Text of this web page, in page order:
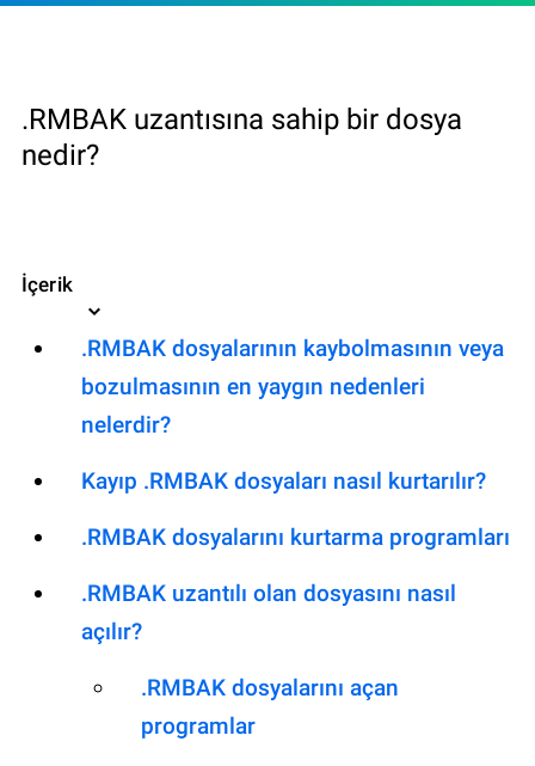
.RMBAK uzantısına sahip bir dosya
nedir?
İçerik
.RMBAK dosyalarının kaybolmasının veya
bozulmasının en yaygın nedenleri
nelerdir?
Kayıp .RMBAK dosyaları nasıl kurtarılır?
.RMBAK dosyalarını kurtarma programları
.RMBAK uzantılı olan dosyasını nasıl
açılır?
.RMBAK dosyalarını açan
programlar